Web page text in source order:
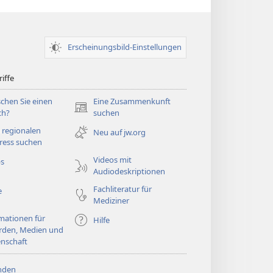
Erscheinungsbild-Einstellungen
Sie einen
Eine Zusammenkunft
suchen
(öffnet
neues
Fenster)
regionalen
suchen
Neu auf jw.org
Videos mit
Audiodeskriptionen
Fachliteratur für
Mediziner
für
Medien und
Hilfe